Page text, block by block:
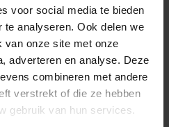
voor social media te bieden
analyseren. Ook delen we
van onze site met onze
adverteren en analyse. Deze
combineren met andere
verstrekt of die ze hebben
gebruik van hun services.